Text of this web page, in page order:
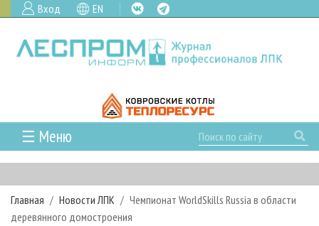
Вход EN
☰ Меню
ГЛАВНАЯ
РУБРИКИ И ТЕМЫ
РУБРИКИ ЖУРНАЛА
НОВОСТИ
Главная Новости ЛПК
Чемпионат WorldSkills Russia в области
деревянного домостроения